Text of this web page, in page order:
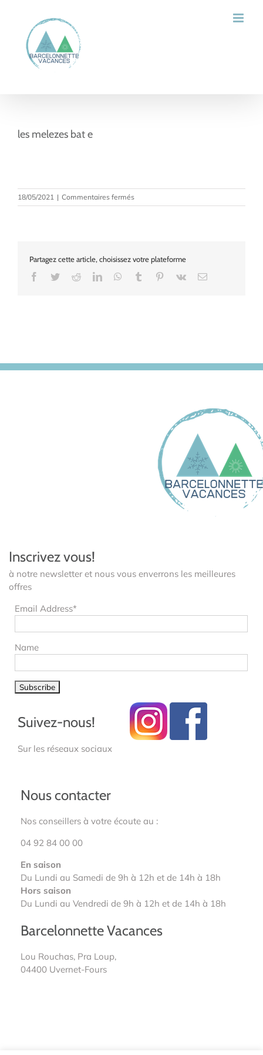
contenu
les melezes bat e
18/05/2021 | Commentaires ferméssur
les
Partagez cette article, choisissez votre plateforme
Facebook
TwitterRedditLinkedInWhatsApp
Tumblr Pinterest
Vk Email
Inscrivez vous!
à notre newsletter et nous vous enverrons les meilleures
offres
Email Address*
Name
Suivez-nous!
Sur les réseaux sociaux
Nous contacter
Nos conseillers à votre écoute au :
04 92 84 00 00
En saison
Du Lundi au Samedi de 9h à 12h et de 14h à 18h
Hors saison
Du Lundi au Vendredi de 9h à 12h et de 14h à 18h
Barcelonnette Vacances
Lou Rouchas, Pra Loup,
04400 Uvernet-Fours